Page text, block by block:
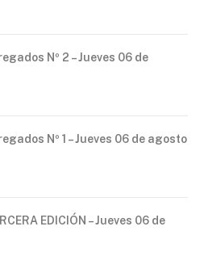
Nº 2 – Jueves 06 de
Nº 1 – Jueves 06 de agosto
EDICIÓN – Jueves 06 de